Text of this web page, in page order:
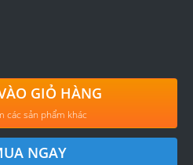
GIỎ HÀNG
các sản phẩm khác
NGAY